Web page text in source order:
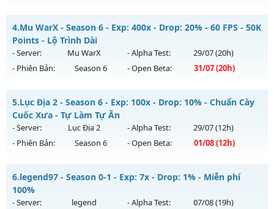
Thể loại: Mu Nguyên bản Webzen
Antihack: VietGuard
Mu mới ra tháng 08 2026 - Mở máy chủ
ngày 06/08/2626
Exp: 9999x - Drop: 999%
Thể loại: Mu Custom thêm đồ mới
Antihack: Anti
4.Mu WarX - Season 6 - Exp: 400x - Drop: 20% - 60 FPS - 50K
Points - Lộ Trình Dài
- Server: Mu WarX - Alpha Test: 29/07(20h)
- Phiên Bản:
Season 6 - Open Beta: 31/07(20h)
Mu WarX - 60 FPS - 50K Points - Lộ Trình Dài
Mu mới ra tháng 07 2026 - Mở máy chủ
ngày 31/07/2626
Exp: 400x - Drop: 20%
Thể loại: Mu Custom thêm đồ mới
Antihack: UGK Shield + Phoenix
5.Lục Địa 2 - Season 6 - Exp: 100x - Drop: 10% - Chuẩn Cày
Cuốc Xưa - Tự Làm Tự Ăn
- Server: Lục Địa 2 - Alpha Test: 29/07(12h)
- Phiên Bản:
Season 6 - Open Beta: 01/08(12h)
Lục Địa 2 - Chuẩn Cày Cuốc Xưa - Tự Làm Tự Ăn
Mu mới ra tháng 08 2026 - Mở máy chủ
ngày 01/08/2626
6.legend97 - Season 0-1 - Exp: 7x - Drop: 1% - Miễn phí
100%
- Server: legend - Alpha Test: 07/08(19h)